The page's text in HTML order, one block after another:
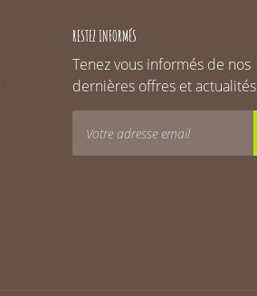
RESTEZ INFORMÉS
Tenez vous informés de nos
dernières offres et actualités